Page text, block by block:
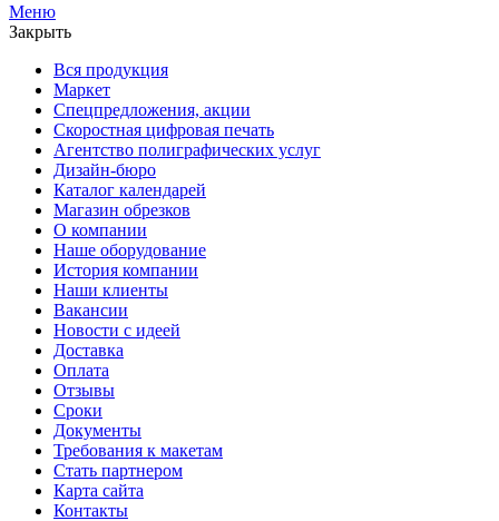
Меню
Закрыть
Вся продукция
Маркет
Спецпредложения, акции
Скоростная цифровая печать
Агентство полиграфических услуг
Дизайн-бюро
Каталог календарей
Магазин обрезков
О компании
Наше оборудование
История компании
Наши клиенты
Вакансии
Новости с идеей
Доставка
Оплата
Отзывы
Сроки
Документы
Требования к макетам
Стать партнером
Карта сайта
Контакты